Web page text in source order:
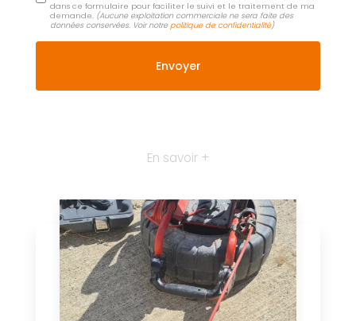
dans ce formulaire pour faciliter le suivi et le traitement de ma
demande. (Aucune exploitation commerciale ne sera faite des
données conservées. Voir notrepolitique de confidentialité)
En savoir +